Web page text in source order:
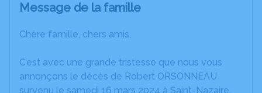
Message de la famille
Chère famille, chers amis,
C’est avec une grande tristesse que nous vous
annonçons le décès de Robert ORSONNEAU
survenu le samedi 16 mars 2024 à Saint-Nazaire.